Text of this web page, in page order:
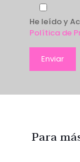
He leído y
Política de
Para